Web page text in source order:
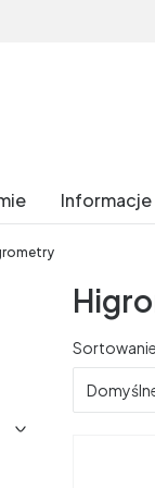
Informacje
Lista